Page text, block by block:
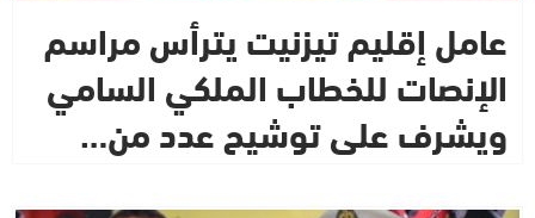
عامل إقليم تيزنيت يترأس مراسم
الإنصات للخطاب الملكي السامي
ويشرف على توشيح عدد من…